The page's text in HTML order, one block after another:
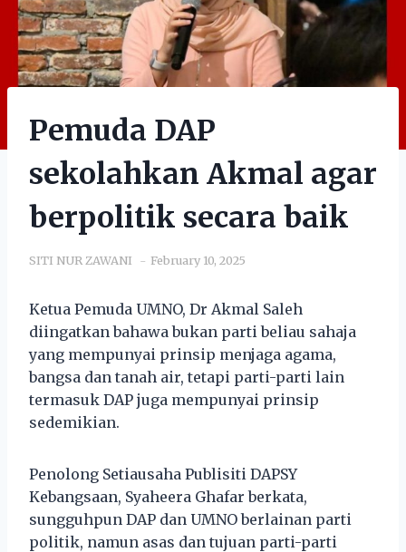
Pemuda DAP
sekolahkan Akmal agar
berpolitik secara baik
SITI NUR ZAWANI February 10, 2025
Ketua Pemuda UMNO, Dr Akmal Saleh
diingatkan bahawa bukan parti beliau sahaja
yang mempunyai prinsip menjaga agama,
bangsa dan tanah air, tetapi parti-parti lain
termasuk DAP juga mempunyai prinsip
sedemikian.
Penolong Setiausaha Publisiti DAPSY
Kebangsaan, Syaheera Ghafar berkata,
sungguhpun DAP dan UMNO berlainan parti
politik, namun asas dan tujuan parti-parti